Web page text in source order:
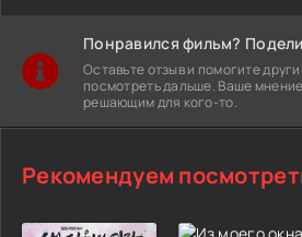
Оставьте отзыв и помогите
посмотреть дальше. Ваше
решающим для кого-то.
Рекомендуем